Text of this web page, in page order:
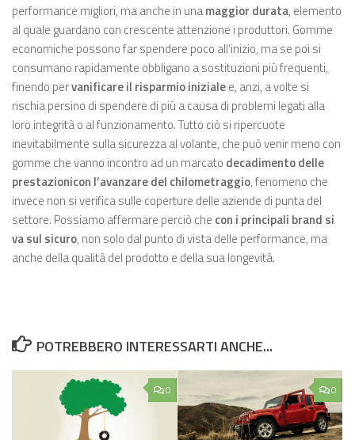
performance migliori, ma anche in unamaggior durata, elemento
al quale guardano con crescente attenzione i produttori. Gomme
economiche possono far spendere poco all’inizio, ma se poi si
consumano rapidamente obbligano a sostituzioni più frequenti,
finendo pervanificare il risparmio inizialee, anzi, a volte si
rischia persino di spendere di più a causa di problemi legati alla
loro integrità o al funzionamento. Tutto ciò si ripercuote
inevitabilmente sulla sicurezza al volante, che può venir meno con
gomme che vanno incontro ad un marcato decadimento delle
prestazionicon l’avanzare del chilometraggio, fenomeno che
invece non si verifica sulle coperture delle aziende di punta del
settore. Possiamo affermare perciò che con i principali brand si
va sul sicuro, non solo dal punto di vista delle performance, ma
anche della qualità del prodotto e della sua longevità.
POTREBBERO INTERESSARTI ANCHE...
0 0